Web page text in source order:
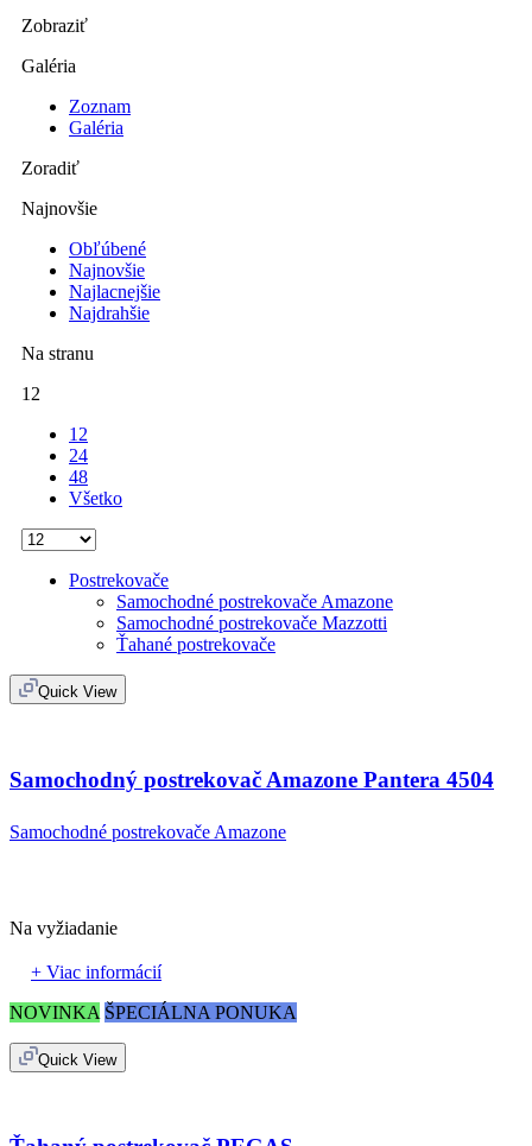
Zobraziť
Galéria
Zoznam
Galéria
Zoradiť
Najnovšie
Obľúbené
Najnovšie
Najlacnejšie
Najdrahšie
Na stranu
12
12
24
48
Všetko
Postrekovače
Samochodné postrekovače Amazone
Samochodné postrekovače Mazzotti
Ťahané postrekovače
Quick View
Samochodný postrekovač Amazone Pantera 4504
Samochodné postrekovače Amazone
Na vyžiadanie
+ Viac informácií
NOVINKA ŠPECIÁLNA PONUKA
Quick View